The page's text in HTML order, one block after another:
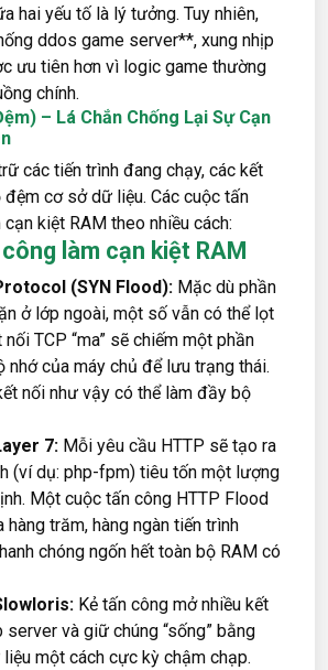
hai yếu tố là lý tưởng. Tuy nhiên,
ddos game server**, xung nhịp
ưu tiên hơn vì logic game thường
chính.
– Lá Chắn Chống Lại Sự Cạn
các tiến trình đang chạy, các kết
đệm cơ sở dữ liệu. Các cuộc tấn
kiệt RAM theo nhiều cách:
làm cạn kiệt RAM
(SYN Flood):Mặc dù phần
ở lớp ngoài, một số vẫn có thể lọt
TCP “ma” sẽ chiếm một phần
nhớ của máy chủ để lưu trạng thái.
nối như vậy có thể làm đầy bộ
7:Mỗi yêu cầu HTTP sẽ tạo ra
(ví dụ: php-fpm) tiêu tốn một lượng
Một cuộc tấn công HTTP Flood
hàng trăm, hàng ngàn tiến trình
chóng ngốn hết toàn bộ RAM có
Kẻ tấn công mở nhiều kết
và giữ chúng “sống” bằng
một cách cực kỳ chậm chạp.